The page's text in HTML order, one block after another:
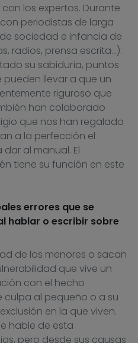
los expertos. Durante
periodistas de larga
sociedad e infancia de
radios, prensa escrita…).
su sabiduría, puntos
llevar a que un
riguroso que
han colaborado
que nos han regalado
a la perfección el
al manual. El
tiene su función en este
errores que se
hablar o escribir sobre
de los menores o sacan
que vive un
con el hecho
culpa al pequeño o a su
en la que viven.
hable de esta
pero desde sus causas